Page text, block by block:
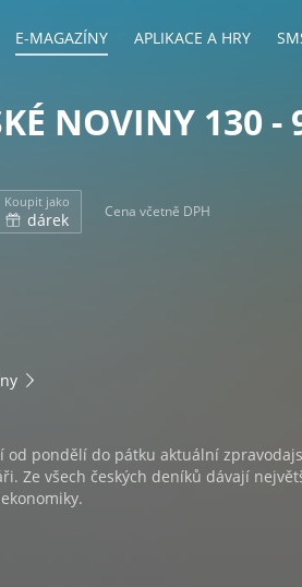
E-MAGAZÍNY APLIKACE A HRY
NOVINY 130 -
Koupit jako
dárek Cena včetně DPH
od pondělí do pátku aktuální
Ze všech českých deníků dávají